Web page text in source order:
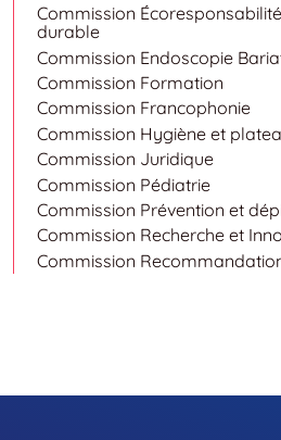
Commission
durable
Commission Endoscopie
Commission Formation
Commission Francophonie
Commission Hygiène et
Commission Juridique
Commission Pédiatrie
Commission Prévention et
Commission Recherche et
Commission